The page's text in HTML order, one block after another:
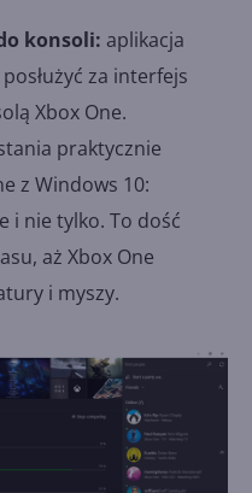
konsoli: aplikacja
za interfejs
Xbox One.
praktycznie
z Windows 10:
i nie tylko. To dość
aż Xbox One
i myszy.